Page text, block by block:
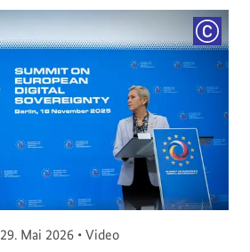
Veröffentlicht am:
29. Mai 2026 • Video